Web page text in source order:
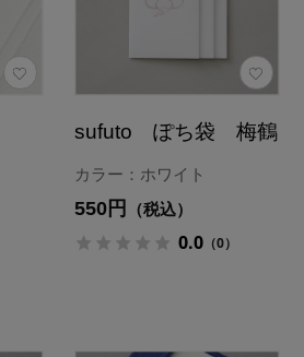
sufuto ぽち袋 梅鶴
カラー：ホワイト
550円 （税込）
0.0 （0）